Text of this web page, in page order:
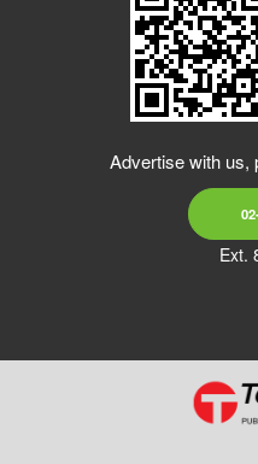
Advertise with us,
Ext.